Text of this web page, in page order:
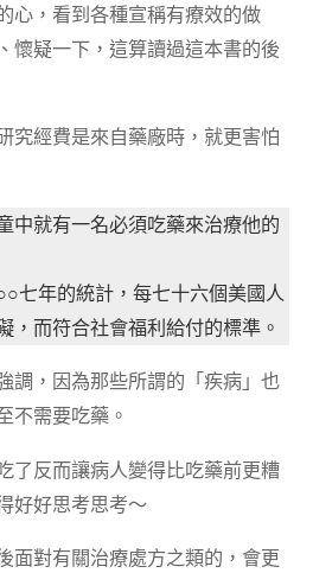
心，看到各種宣稱有療效的做
懷疑一下，這算讀過這本書的後
究經費是來自藥廠時，就更害怕
中就有一名必須吃藥來治療他的
七年的統計，每七十六個美國人
，而符合社會福利給付的標準。
調，因為那些所謂的「疾病」也
不需要吃藥。
了反而讓病人變得比吃藥前更糟
好好思考思考～
面對有關治療處方之類的，會更